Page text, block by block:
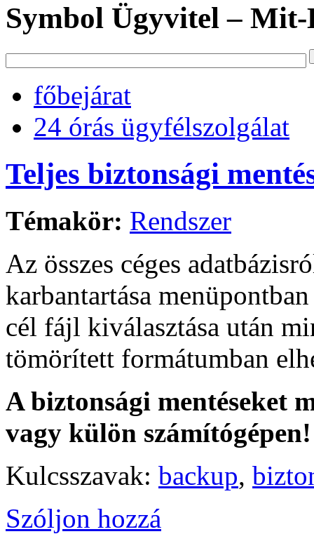
Symbol Ügyvitel – Mit-
főbejárat
24 órás ügyfélszolgálat
Teljes biztonsági
Témakör: Rendszer
Az összes céges
karbantartása
cél fájl kiválasztása után
tömörített formátumban
A biztonsági mentéseket
vagy külön számítógépen!
Kulcsszavak: backup,
Szóljon hozzá